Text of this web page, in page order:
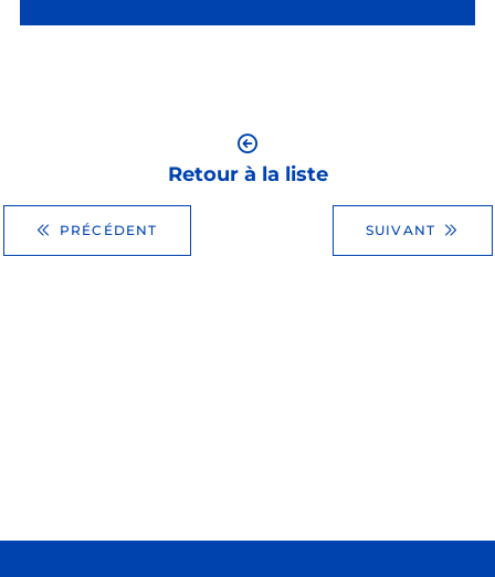
PRÉCÉDENT
Retour à la liste
SUIVANT